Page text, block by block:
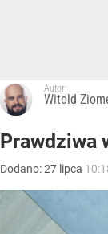
Autor:
Witold
Prawdziwa
Dodano:27 lipca